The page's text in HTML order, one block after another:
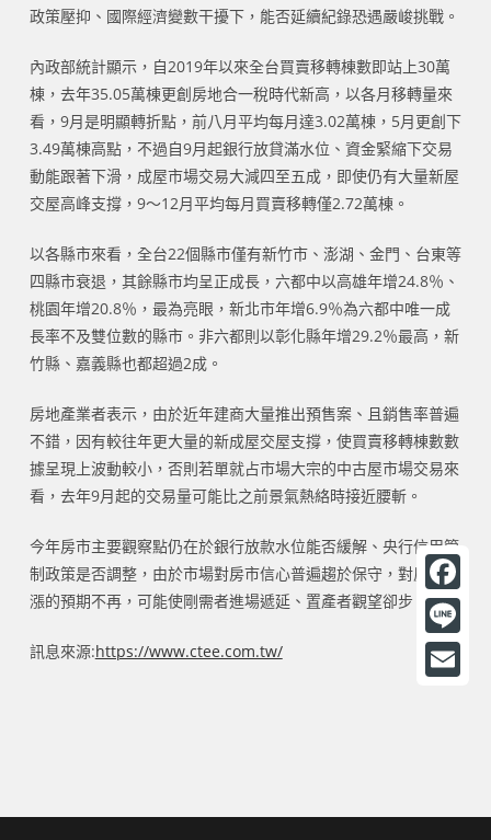
政策壓抑、國際經濟變數干擾下，能否延續紀錄恐遇嚴峻挑戰。
內政部統計顯示，自2019年以來全台買賣移轉棟數即站上30萬
棟，去年35.05萬棟更創房地合一稅時代新高，以各月移轉量來
看，9月是明顯轉折點，前八月平均每月達3.02萬棟，5月更創下
3.49萬棟高點，不過自9月起銀行放貸滿水位、資金緊縮下交易
動能跟著下滑，成屋市場交易大減四至五成，即使仍有大量新屋
交屋高峰支撐，9～12月平均每月買賣移轉僅2.72萬棟。
以各縣市來看，全台22個縣市僅有新竹市、澎湖、金門、台東等
四縣市衰退，其餘縣市均呈正成長，六都中以高雄年增24.8％、
桃園年增20.8％，最為亮眼，新北市年增6.9％為六都中唯一成
長率不及雙位數的縣市。非六都則以彰化縣年增29.2％最高，新
竹縣、嘉義縣也都超過2成。
房地產業者表示，由於近年建商大量推出預售案、且銷售率普遍
不錯，因有較往年更大量的新成屋交屋支撐，使買賣移轉棟數數
據呈現上波動較小，否則若單就占市場大宗的中古屋市場交易來
看，去年9月起的交易量可能比之前景氣熱絡時接近腰斬。
今年房市主要觀察點仍在於銀行放款水位能否緩解、央行信用管
制政策是否調整，由於市場對房市信心普遍趨於保守，對房價上
漲的預期不再，可能使剛需者進場遞延、置產者觀望卻步。
訊息來源:https://www.ctee.com.tw/
F
a
c
o
L